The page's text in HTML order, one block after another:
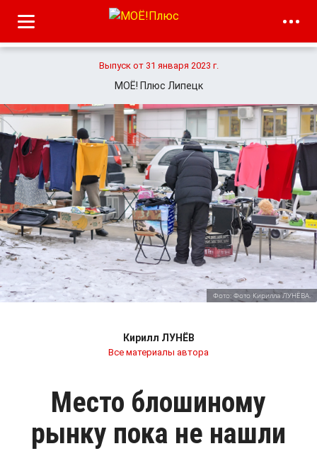
Выпуск от 31 января 2023 г.
МОЁ! Плюс Липецк
Фото: Фото Кирилла ЛУНЁВА.
Кирилл ЛУНЁВ
Все материалы автора
Место блошиному
рынку пока не нашли